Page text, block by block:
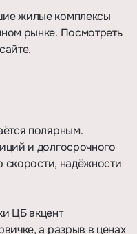
жилые комплексы
рынке. Посмотреть
.
полярным.
и долгосрочного
скорости, надёжности
ЦБ акцент
а разрыв в ценах